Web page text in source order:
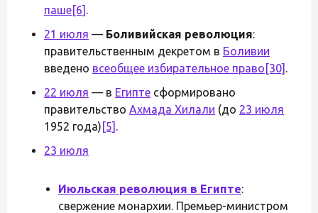
паше[6] .
21 июля — Боливийская революция:
правительственным декретом в Боливии
введено всеобщее избирательное право [30] .
22 июля — в Египте сформировано
правительство Ахмада Хилали (до 23 июля
1952 года) [5] .
23 июля
Июльская революция в Египте:
свержение монархии. Премьер-министром